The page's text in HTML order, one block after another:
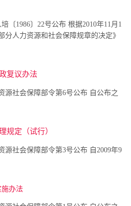
培〔1986〕22号公布 根据2010年11月1
分人力资源和社会保障规章的决定》
复议办法
源社会保障部令第6号公布 自公布之
规定（试行）
源社会保障部令第3号公布 自2009年9
办法